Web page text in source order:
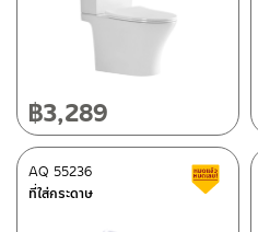
Maintenance
2.1 Do not leave stain on the
long time.
2.2 Please use normal water to
cabinet and wipe to dry after
ศูนย์บริการและอะไหล่ กรุงเทพฯ
662/61-62 ถนน พระราม3 แขวงบา
โทร: 02-358-0080 / 080-075-
ศูนย์บริการและอะไหล่ เชียงใหม่
118/33 โครงการอรสิริน ม.8 ต.สันปู
ติดต่อ ชาญไพบูลย์ / Contact Us
฿3,289
ที่ใส่กระดาษ
AQ 55236